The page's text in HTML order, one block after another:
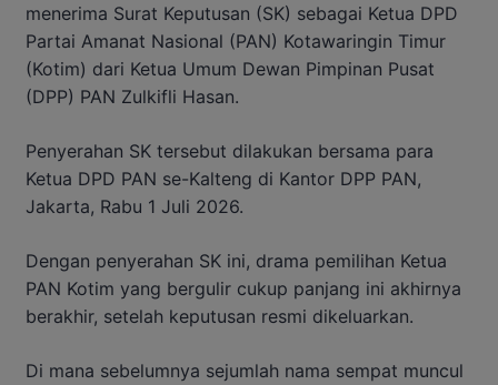
menerima Surat Keputusan (SK) sebagai Ketua DPD
Partai Amanat Nasional (PAN) Kotawaringin Timur
(Kotim) dari Ketua Umum Dewan Pimpinan Pusat
(DPP) PAN Zulkifli Hasan.
Penyerahan SK tersebut dilakukan bersama para
Ketua DPD PAN se-Kalteng di Kantor DPP PAN,
Jakarta, Rabu 1 Juli 2026.
Dengan penyerahan SK ini, drama pemilihan Ketua
PAN Kotim yang bergulir cukup panjang ini akhirnya
berakhir, setelah keputusan resmi dikeluarkan.
Di mana sebelumnya sejumlah nama sempat muncul